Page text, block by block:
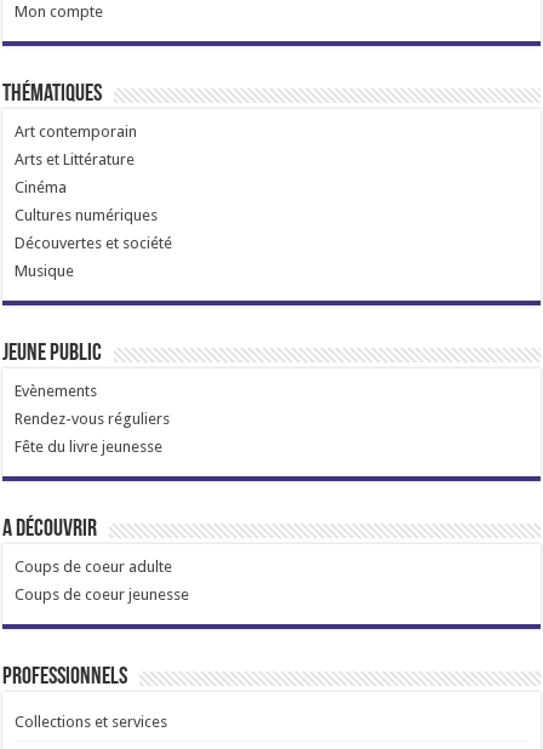
Mon compte
Thématiques
Art contemporain
Arts et Littérature
Cinéma
Cultures numériques
Découvertes et société
Musique
Jeune public
Evènements
Rendez-vous réguliers
Fête du livre jeunesse
A découvrir
Coups de coeur adulte
Coups de coeur jeunesse
Professionnels
Collections et services